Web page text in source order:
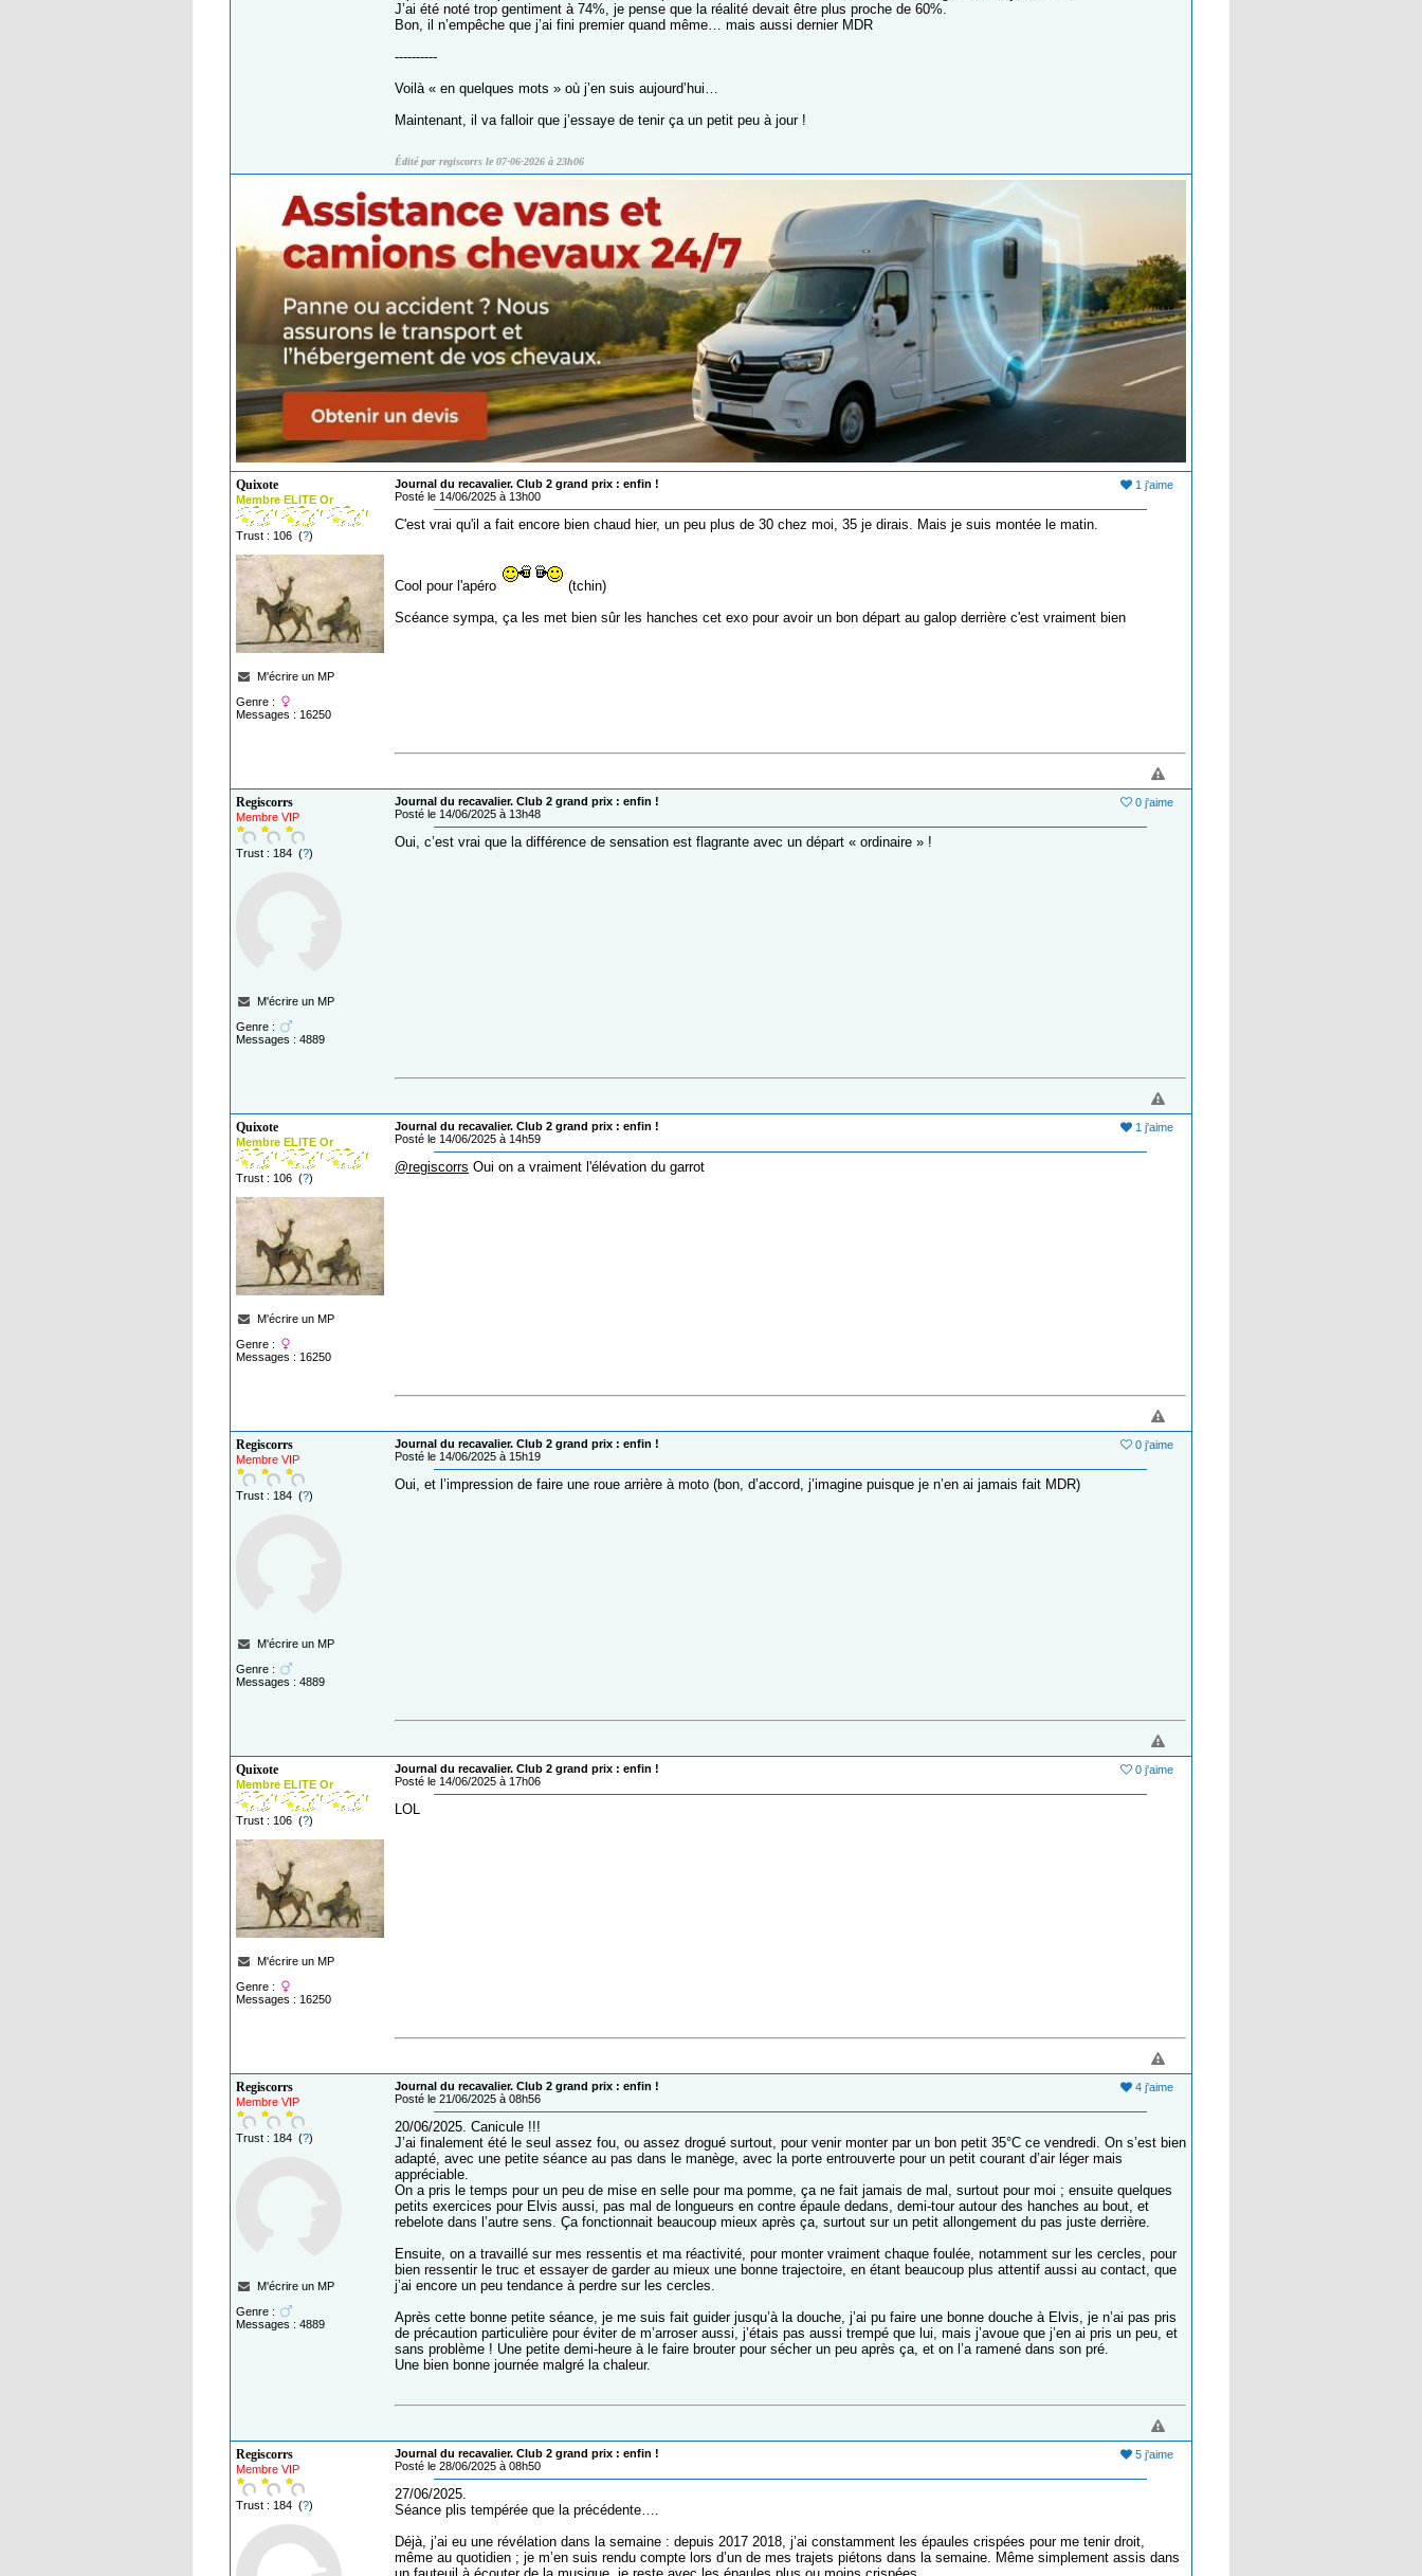
J’ai été noté trop gentiment à 74%, je pense que la réalité devait être plus proche de 60%.
Bon, il n’empêche que j’ai fini premier quand même… mais aussi dernier MDR
----------
Voilà « en quelques mots » où j’en suis aujourd’hui…
Maintenant, il va falloir que j’essaye de tenir ça un petit peu à jour !
Édité par regiscorrs le 07-06-2026 à 23h06
Quixote
Membre ELITE Or
Trust : 106 (?)
M'écrire un MP
Genre :
Messages : 16250
1 j'aime
Journal du recavalier. Club 2 grand prix : enfin !
Posté le 14/06/2025 à 13h00
C'est vrai qu'il a fait encore bien chaud hier, un peu plus de 30 chez moi, 35 je dirais. Mais je suis montée le matin.
Cool pour l'apéro
(tchin)
Scéance sympa, ça les met bien sûr les hanches cet exo pour avoir un bon départ au galop derrière c'est vraiment bien
Regiscorrs
Membre VIP
Trust : 184 (?)
M'écrire un MP
Genre :
Messages : 4889
0 j'aime
Journal du recavalier. Club 2 grand prix : enfin !
Posté le 14/06/2025 à 13h48
Oui, c’est vrai que la différence de sensation est flagrante avec un départ « ordinaire » !
Quixote
Membre ELITE Or
Trust : 106 (?)
M'écrire un MP
Genre :
Messages : 16250
1 j'aime
Journal du recavalier. Club 2 grand prix : enfin !
Posté le 14/06/2025 à 14h59
@regiscorrs Oui on a vraiment l'élévation du garrot
Regiscorrs
Membre VIP
Trust : 184 (?)
M'écrire un MP
Genre :
Messages : 4889
0 j'aime
Journal du recavalier. Club 2 grand prix : enfin !
Posté le 14/06/2025 à 15h19
Oui, et l’impression de faire une roue arrière à moto (bon, d’accord, j’imagine puisque je n’en ai jamais fait MDR)
Quixote
Membre ELITE Or
Trust : 106 (?)
M'écrire un MP
Genre :
Messages : 16250
0 j'aime
Journal du recavalier. Club 2 grand prix : enfin !
Posté le 14/06/2025 à 17h06
LOL
Regiscorrs
Membre VIP
Trust : 184 (?)
M'écrire un MP
Genre :
Messages : 4889
4 j'aime
Journal du recavalier. Club 2 grand prix : enfin !
Posté le 21/06/2025 à 08h56
20/06/2025. Canicule !!!
J’ai finalement été le seul assez fou, ou assez drogué surtout, pour venir monter par un bon petit 35°C ce vendredi. On s’est bien
adapté, avec une petite séance au pas dans le manège, avec la porte entrouverte pour un petit courant d’air léger mais
appréciable.
On a pris le temps pour un peu de mise en selle pour ma pomme, ça ne fait jamais de mal, surtout pour moi ; ensuite quelques
petits exercices pour Elvis aussi, pas mal de longueurs en contre épaule dedans, demi-tour autour des hanches au bout, et
rebelote dans l’autre sens. Ça fonctionnait beaucoup mieux après ça, surtout sur un petit allongement du pas juste derrière.
Ensuite, on a travaillé sur mes ressentis et ma réactivité, pour monter vraiment chaque foulée, notamment sur les cercles, pour
bien ressentir le truc et essayer de garder au mieux une bonne trajectoire, en étant beaucoup plus attentif aussi au contact, que
j’ai encore un peu tendance à perdre sur les cercles.
Après cette bonne petite séance, je me suis fait guider jusqu’à la douche, j’ai pu faire une bonne douche à Elvis, je n’ai pas pris
de précaution particulière pour éviter de m’arroser aussi, j’étais pas aussi trempé que lui, mais j’avoue que j’en ai pris un peu, et
sans problème ! Une petite demi-heure à le faire brouter pour sécher un peu après ça, et on l’a ramené dans son pré.
Une bien bonne journée malgré la chaleur.
Regiscorrs
Membre VIP
Trust : 184 (?)
5 j'aime
Journal du recavalier. Club 2 grand prix : enfin !
Posté le 28/06/2025 à 08h50
27/06/2025.
Séance plis tempérée que la précédente….
Déjà, j’ai eu une révélation dans la semaine : depuis 2017 2018, j’ai constamment les épaules crispées pour me tenir droit,
même au quotidien ; je m’en suis rendu compte lors d’un de mes trajets piétons dans la semaine. Même simplement assis dans